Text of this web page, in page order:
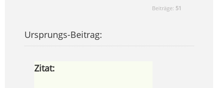
Beiträge: 51
Ursprungs-Beitrag:
Zitat: